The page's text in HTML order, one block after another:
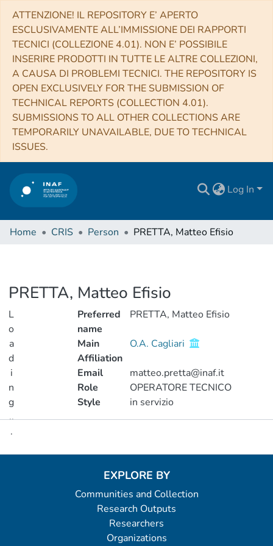
ATTENZIONE! IL REPOSITORY E’ APERTO
ESCLUSIVAMENTE ALL’IMMISSIONE DEI RAPPORTI
TECNICI (COLLEZIONE 4.01). NON E’ POSSIBILE
INSERIRE PRODOTTI IN TUTTE LE ALTRE COLLEZIONI,
A CAUSA DI PROBLEMI TECNICI. THE REPOSITORY IS
OPEN EXCLUSIVELY FOR THE SUBMISSION OF
TECHNICAL REPORTS (COLLECTION 4.01).
SUBMISSIONS TO ALL OTHER COLLECTIONS ARE
TEMPORARILY UNAVAILABLE, DUE TO TECHNICAL
ISSUES.
Log In
Home CRIS Person PRETTA, Matteo Efisio
PRETTA, Matteo Efisio
L
o
a
d
i
n
g
..
.
Loading...
Preferred
name
PRETTA, Matteo Efisio
Main
Affiliation
O.A. Cagliari
Email
matteo.pretta@inaf.it
Role
OPERATORE TECNICO
Style
in servizio
EXPLORE BY
Communities and Collection
Research Outputs
Researchers
Organizations